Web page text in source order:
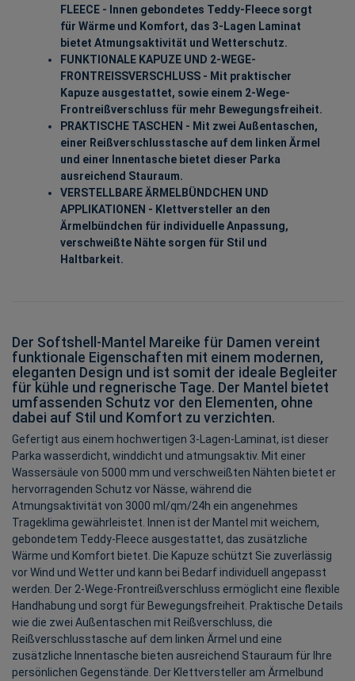
FLEECE - Innen gebondetes Teddy-Fleece sorgt
für Wärme und Komfort, das 3-Lagen Laminat
bietet Atmungsaktivität und Wetterschutz.
FUNKTIONALE KAPUZE UND 2-WEGE-
FRONTREISSVERSCHLUSS - Mit praktischer
Kapuze ausgestattet, sowie einem 2-Wege-
Frontreißverschluss für mehr Bewegungsfreiheit.
PRAKTISCHE TASCHEN - Mit zwei Außentaschen,
einer Reißverschlusstasche auf dem linken Ärmel
und einer Innentasche bietet dieser Parka
ausreichend Stauraum.
VERSTELLBARE ÄRMELBÜNDCHEN UND
APPLIKATIONEN - Klettversteller an den
Ärmelbündchen für individuelle Anpassung,
verschweißte Nähte sorgen für Stil und
Haltbarkeit.
Der Softshell-Mantel Mareike für Damen vereint
funktionale Eigenschaften mit einem modernen,
eleganten Design und ist somit der ideale Begleiter
für kühle und regnerische Tage. Der Mantel bietet
umfassenden Schutz vor den Elementen, ohne
dabei auf Stil und Komfort zu verzichten.
Gefertigt aus einem hochwertigen 3-Lagen-Laminat, ist dieser
Parka wasserdicht, winddicht und atmungsaktiv. Mit einer
Wassersäule von 5000 mm und verschweißten Nähten bietet er
hervorragenden Schutz vor Nässe, während die
Atmungsaktivität von 3000 ml/qm/24h ein angenehmes
Trageklima gewährleistet. Innen ist der Mantel mit weichem,
gebondetem Teddy-Fleece ausgestattet, das zusätzliche
Wärme und Komfort bietet. Die Kapuze schützt Sie zuverlässig
vor Wind und Wetter und kann bei Bedarf individuell angepasst
werden. Der 2-Wege-Frontreißverschluss ermöglicht eine flexible
Handhabung und sorgt für Bewegungsfreiheit. Praktische Details
wie die zwei Außentaschen mit Reißverschluss, die
Reißverschlusstasche auf dem linken Ärmel und eine
zusätzliche Innentasche bieten ausreichend Stauraum für Ihre
persönlichen Gegenstände. Der Klettversteller am Ärmelbund